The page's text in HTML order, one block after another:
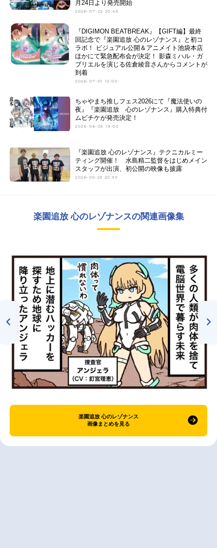
月24日より発売開始
2026-07-22 20:45
『DIGIMON BEATBREAK』【GIFT編】最終
回記念で『楽園追放 心のレゾナンス』と初コ
ラボ！ ビジュアル公開＆アニメイト池袋本店
ほかにて緊急配布会が決定！ 影森ミハル・ガ
ブリエルを演じる佐倉綾音さんからコメントが
到着
2026-07-01 12:00
ちゃやまち推しフェス2026にて『魔法使いの
夜』『楽園追放 心のレゾナンス』購入特典付
ムビチケが発売決定！
2026-06-05 19:00
『楽園追放 心のレゾナンス』テクニカルミー
ティング開催！ 水島精二監督をはじめメイン
スタッフが出演、初公開の映像も披露
2026-05-23 20:30
楽園追放 心のレゾナンスの関連画像集
楽園追放 心のレゾナンス
画像まとめを見る